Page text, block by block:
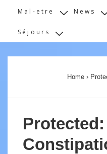
Mal-etre News
Séjours
Home ›
Protected: